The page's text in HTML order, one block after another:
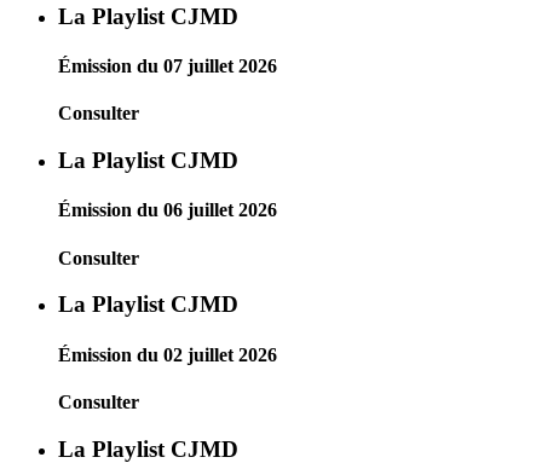
La Playlist CJMD
Émission du 07 juillet 2026
Consulter
La Playlist CJMD
Émission du 06 juillet 2026
Consulter
La Playlist CJMD
Émission du 02 juillet 2026
Consulter
La Playlist CJMD